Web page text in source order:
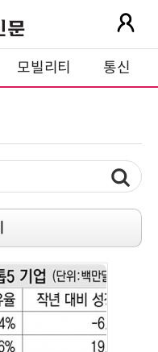
모빌리티 통신